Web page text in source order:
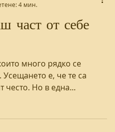
ученици
прегаряне
част от себе
много рядко се
Усещането е, че те са
често. Но в една...
4 мин.